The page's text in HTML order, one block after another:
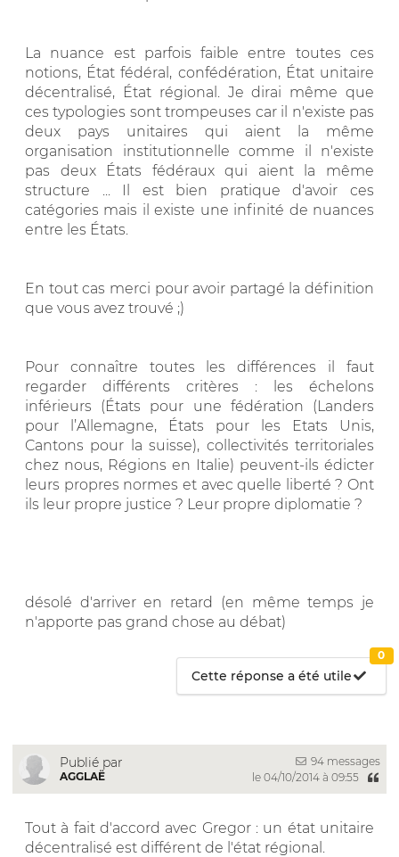
La nuance est parfois faible entre toutes ces
notions, État fédéral, confédération, État unitaire
décentralisé, État régional. Je dirai même que
ces typologies sont trompeuses car il n'existe pas
deux pays unitaires qui aient la même
organisation institutionnelle comme il n'existe
pas deux États fédéraux qui aient la même
structure ... Il est bien pratique d'avoir ces
catégories mais il existe une infinité de nuances
entre les États.
En tout cas merci pour avoir partagé la définition
que vous avez trouvé ;)
Pour connaître toutes les différences il faut
regarder différents critères : les échelons
inférieurs (États pour une fédération (Landers
pour l’Allemagne, États pour les Etats Unis,
Cantons pour la suisse), collectivités territoriales
chez nous, Régions en Italie) peuvent-ils édicter
leurs propres normes et avec quelle liberté ? Ont
ils leur propre justice ? Leur propre diplomatie ?
désolé d'arriver en retard (en même temps je
n'apporte pas grand chose au débat)
Cette réponse a été utile
0
Publié par
AGGLAË
94 messages
le 04/10/2014 à 09:55
Tout à fait d'accord avec Gregor : un état unitaire
décentralisé est différent de l'état régional.